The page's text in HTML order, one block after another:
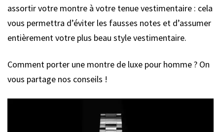
assortir votre montre à votre tenue vestimentaire : cela
vous permettra d’éviter les fausses notes et d’assumer
entièrement votre plus beau style vestimentaire.
Comment porter une montre de luxe pour homme ? On
vous partage nos conseils !